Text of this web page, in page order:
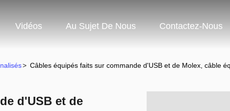
Vidéos Au Sujet De Nous Contactez-Nous
> Câbles équipés faits sur commande d'USB et de Molex, câble
d'USB et de